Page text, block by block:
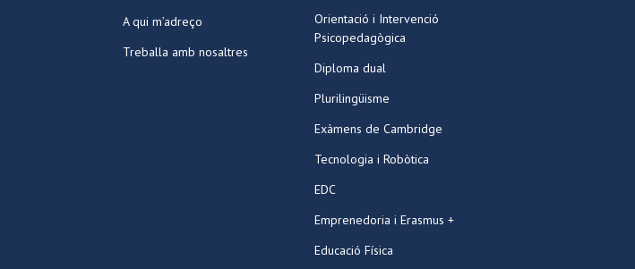
A qui m’adreço
Treballa amb nosaltres
Orientació i Intervenció
Psicopedagògica
Diploma dual
Plurilingüisme
Exàmens de Cambridge
Tecnologia i Robòtica
EDC
Emprenedoria i Erasmus +
Educació Física